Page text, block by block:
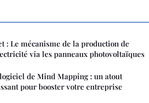
: Le mécanisme de la production de
via les panneaux photovoltaïques
de Mind Mapping : un atout
pour booster votre entreprise